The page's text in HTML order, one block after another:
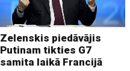
Zelenskis piedāvājis
Putinam tikties G7
samita laikā Francijā